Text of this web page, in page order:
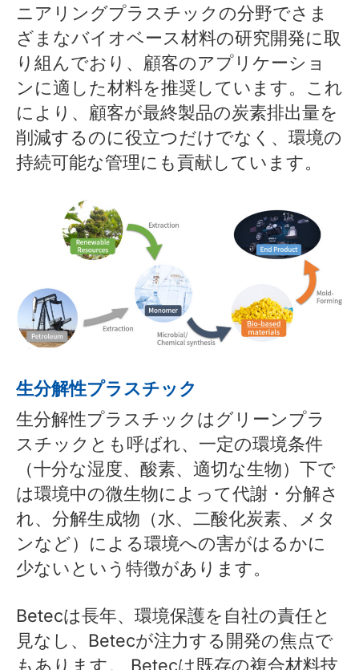
ニアリングプラスチックの分野でさま
ざまなバイオベース材料の研究開発に取
り組んでおり、顧客のアプリケーショ
ンに適した材料を推奨しています。これ
により、顧客が最終製品の炭素排出量を
削減するのに役立つだけでなく、環境の
持続可能な管理にも貢献しています。
生分解性プラスチック
生分解性プラスチックはグリーンプラ
スチックとも呼ばれ、一定の環境条件
（十分な湿度、酸素、適切な生物）下で
は環境中の微生物によって代謝・分解さ
れ、分解生成物（水、二酸化炭素、メタ
ンなど）による環境への害がはるかに
少ないという特徴があります。
Betecは長年、環境保護を自社の責任と
見なし、Betecが注力する開発の焦点で
もあります。 Betecは既存の複合材料技